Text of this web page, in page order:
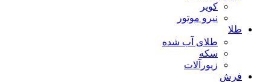
کویر
نیرو موتور
طلا
طلای آب شده
سکه
زیورآلات
فرش